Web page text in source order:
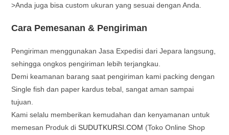
>Anda juga bisa custom ukuran yang sesuai dengan Anda.
Cara Pemesanan & Pengiriman
Pengiriman menggunakan Jasa Expedisi dari Jepara langsung,
sehingga ongkos pengiriman lebih terjangkau.
Demi keamanan barang saat pengiriman kami packing dengan
Single fish dan paper kardus tebal, sangat aman sampai
tujuan.
Kami selalu memberikan kemudahan dan kenyamanan untuk
memesan Produk diSUDUTKURSI.COM (Toko Online Shop